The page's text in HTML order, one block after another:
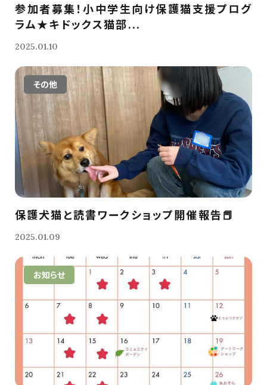
参加者募集！小中学生向け保護猫支援プログ
ラム★キドックス猫部...
2025.01.10
その他
保護犬猫と読書ワークショップ開催報告📕
2025.01.09
お知らせ